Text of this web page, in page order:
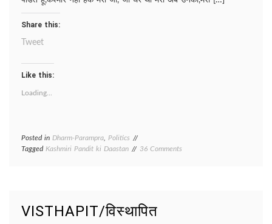
Share this:
Tweet
Like this:
Loading...
Posted in Dharm-Parampra
Politics
Tagged Kashmiri Pandit ki Daastan 36 Comments
VISTHAPIT/विस्थापित